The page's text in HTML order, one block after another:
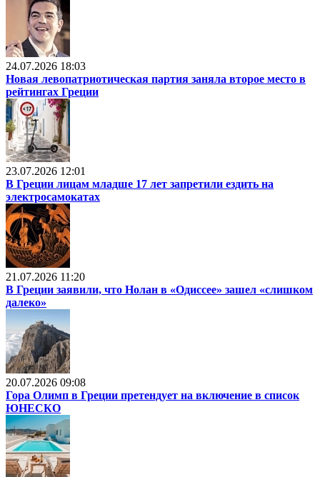
24.07.2026 18:03
Новая левопатриотическая партия заняла второе место в
рейтингах Греции
23.07.2026 12:01
В Греции лицам младше 17 лет запретили ездить на
электросамокатах
21.07.2026 11:20
В Греции заявили, что Нолан в «Одиссее» зашел «слишком
далеко»
20.07.2026 09:08
Гора Олимп в Греции претендует на включение в список
ЮНЕСКО